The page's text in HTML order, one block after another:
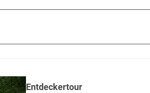
langen Flussabschnitt der Saale,
mit tief eingeschnittenen Tälern, in
der Saale ähnelt das Saaletal einer
Entdeckertour